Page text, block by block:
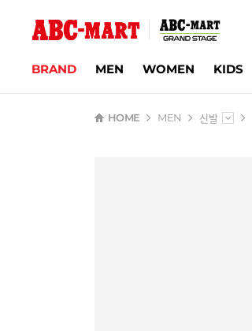
BRAND MEN WOMEN KIDS
HOME MEN 신발